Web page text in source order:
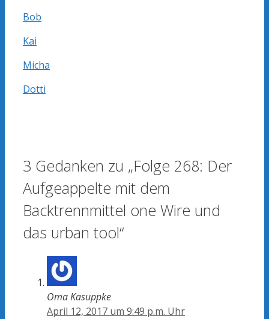
Bob
Kai
Micha
Dotti
3 Gedanken zu „Folge 268: Der
Aufgeappelte mit dem
Backtrennmittel one Wire und
das urban tool“
Oma Kasuppke
April 12, 2017 um 9:49 p.m. Uhr